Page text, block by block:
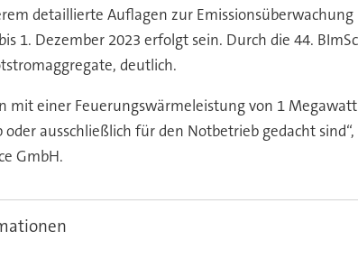
detaillierte Auflagen zur
1. Dezember 2023 erfolgt sein. Durch die 44.
deutlich.
einer Feuerungswärmeleistung von 1
ausschließlich für den Notbetrieb gedacht
GmbH.